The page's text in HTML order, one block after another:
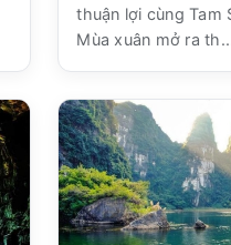
thuận lợi cùng Tam
Mùa xuân mở ra